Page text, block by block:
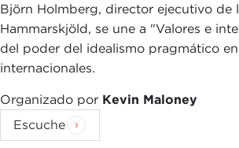
Björn Holmberg, director ejecutivo de
Hammarskjöld, se une a "Valores e
del poder del idealismo pragmático
internacionales.
Organizado por Kevin Maloney
Escuche